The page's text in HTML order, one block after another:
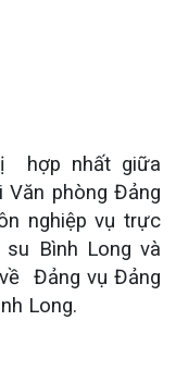
hợp nhất giữa
Văn phòng Đảng
nghiệp vụ trực
Bình Long và
Đảng vụ Đảng
Long.